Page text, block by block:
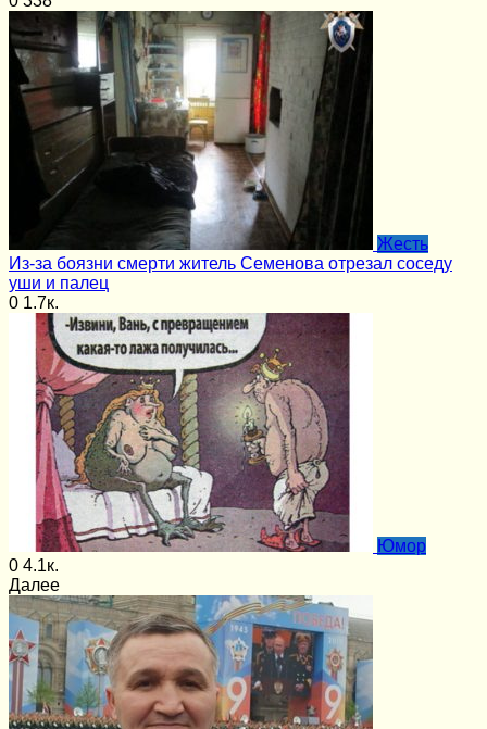
Жесть
Из-за боязни смерти житель Семенова отрезал соседу
уши и палец
0 1.7к.
Юмор
0 4.1к.
Далее